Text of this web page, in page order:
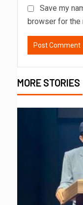
Save my
browser for the
MORE STORIES